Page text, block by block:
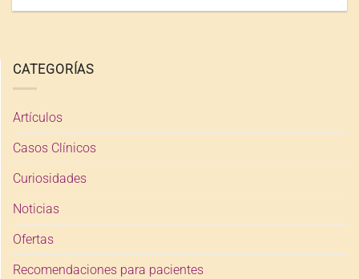
CATEGORÍAS
Artículos
Casos Clínicos
Curiosidades
Noticias
Ofertas
Recomendaciones para pacientes